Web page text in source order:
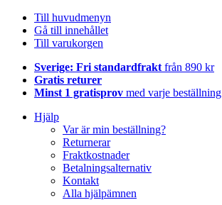
Till huvudmenyn
Gå till innehållet
Till varukorgen
Sverige: Fri standardfrakt från 890 kr
Gratis returer
Minst 1 gratisprov med varje beställning
Hjälp
Var är min beställning?
Returnerar
Fraktkostnader
Betalningsalternativ
Kontakt
Alla hjälpämnen